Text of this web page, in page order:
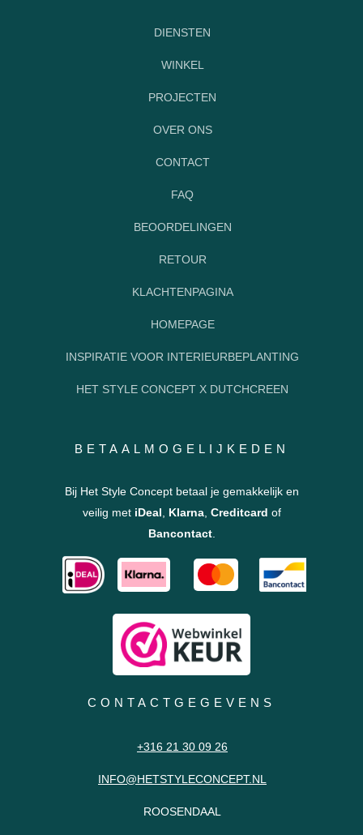
DIENSTEN
WINKEL
PROJECTEN
OVER ONS
CONTACT
FAQ
BEOORDELINGEN
RETOUR
KLACHTENPAGINA
HOMEPAGE
INSPIRATIE VOOR INTERIEURBEPLANTING
HET STYLE CONCEPT X DUTCHCREEN
BETAALMOGELIJKEDEN
Bij Het Style Concept betaal je gemakkelijk en
veilig met iDeal Klarna, Creditcard of
Bancontact.
CONTACTGEGEVENS
+316 21 30 09 26
INFO@HETSTYLECONCEPT.NL
ROOSENDAAL